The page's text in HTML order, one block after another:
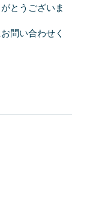
とうございま
問い合わせく